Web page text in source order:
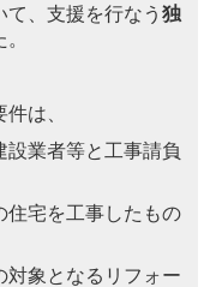
、支援を行なう 独
は、
設業者等と工事請負
住宅を工事したもの
対象となるリフォー